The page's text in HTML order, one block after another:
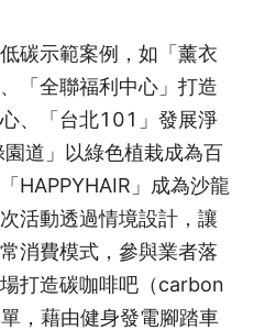
碳示範案例，如「薰衣
「全聯福利中心」打造
、「台北101」發展淨
道」以綠色植栽成為百
HAPPYHAIR」成為沙龍
活動透過情境設計，讓
消費模式，參與業者落
打造碳咖啡吧（carbon
，藉由健身發電腳踏車